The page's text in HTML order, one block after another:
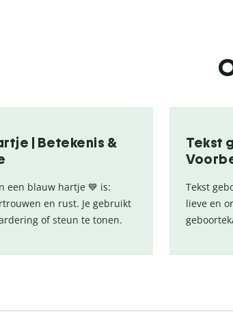
| Betekenis &
een blauw hartje 💙 is:
en rust. Je gebruikt
of steun te tonen.
Tekst
Tekst
lieve en